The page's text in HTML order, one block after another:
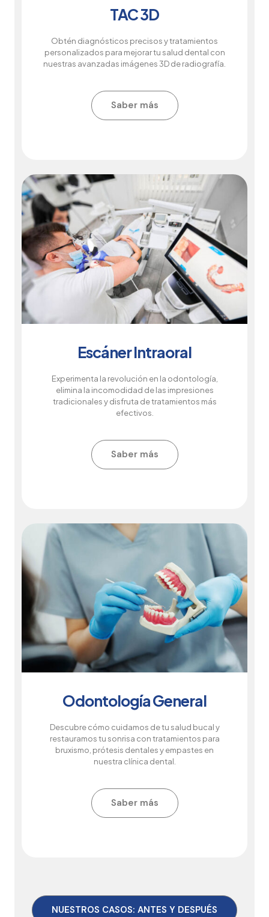
TAC 3D
Obtén diagnósticos precisos y tratamientos
personalizados para mejorar tu salud dental con
nuestras avanzadas imágenes 3D de radiografía.
Saber más
Escáner Intraoral
Experimenta la revolución en la odontología,
elimina la incomodidad de las impresiones
tradicionales y disfruta de tratamientos más
efectivos.
Saber más
Odontología General​
Descubre cómo cuidamos de tu salud bucal y
restauramos tu sonrisa con tratamientos para
bruxismo, prótesis dentales y empastes en
nuestra clínica dental.
Saber más
NUESTROS CASOS: ANTES Y DESPUÉS